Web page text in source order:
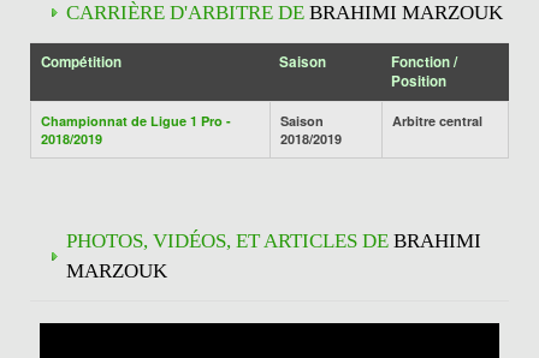
CARRIÈRE D'ARBITRE DE BRAHIMI MARZOUK
Compétition Saison
Fonction /
Position
Championnat de Ligue 1 Pro -
2018/2019
Saison
2018/2019
Arbitre central
PHOTOS, VIDÉOS, ET ARTICLES DE BRAHIMI
MARZOUK